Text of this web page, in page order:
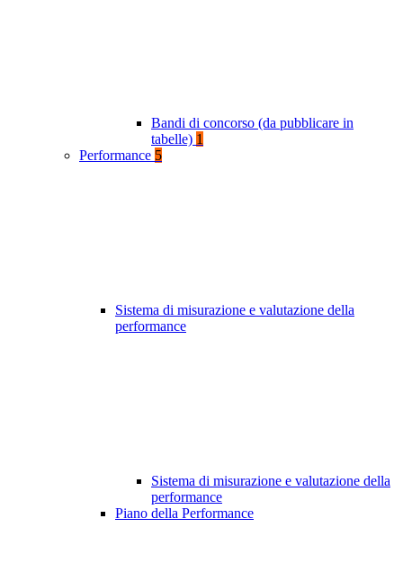
Bandi di concorso (da pubblicare in
tabelle) 1
Performance 5
Sistema di misurazione e valutazione della
performance
Sistema di misurazione e valutazione della
performance
Piano della Performance